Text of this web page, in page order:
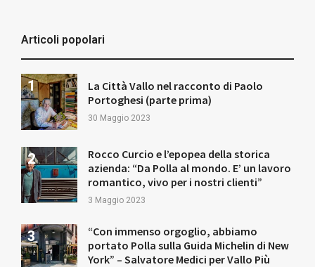
Articoli popolari
La Città Vallo nel racconto di Paolo
Portoghesi (parte prima)
30 Maggio 2023
Rocco Curcio e l’epopea della storica
azienda: “Da Polla al mondo. E’ un lavoro
romantico, vivo per i nostri clienti”
3 Maggio 2023
“Con immenso orgoglio, abbiamo
portato Polla sulla Guida Michelin di New
York” – Salvatore Medici per Vallo Più